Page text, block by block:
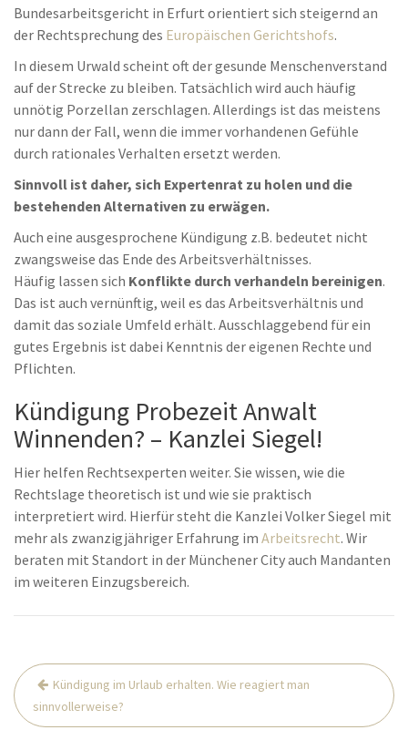
Bundesarbeitsgericht in Erfurt orientiert sich steigernd an
der Rechtsprechung des Europäischen Gerichtshofs.
In diesem Urwald scheint oft der gesunde Menschenverstand
auf der Strecke zu bleiben. Tatsächlich wird auch häufig
unnötig Porzellan zerschlagen. Allerdings ist das meistens
nur dann der Fall, wenn die immer vorhandenen Gefühle
durch rationales Verhalten ersetzt werden.
Sinnvoll ist daher, sich Expertenrat zu holen und die
bestehenden Alternativen zu erwägen.
Auch eine ausgesprochene Kündigung z.B. bedeutet nicht
zwangsweise das Ende des Arbeitsverhältnisses.
Häufig lassen sich Konflikte durch verhandeln bereinigen.
Das ist auch vernünftig, weil es das Arbeitsverhältnis und
damit das soziale Umfeld erhält. Ausschlaggebend für ein
gutes Ergebnis ist dabei Kenntnis der eigenen Rechte und
Pflichten.
Kündigung Probezeit Anwalt
Winnenden? – Kanzlei Siegel!
Hier helfen Rechtsexperten weiter. Sie wissen, wie die
Rechtslage theoretisch ist und wie sie praktisch
interpretiert wird. Hierfür steht die Kanzlei Volker Siegel mit
mehr als zwanzigjähriger Erfahrung im Arbeitsrecht. Wir
beraten mit Standort in der Münchener City auch Mandanten
im weiteren Einzugsbereich.
Beitrags-
Navigation
Kündigung im Urlaub erhalten. Wie reagiert man
sinnvollerweise?